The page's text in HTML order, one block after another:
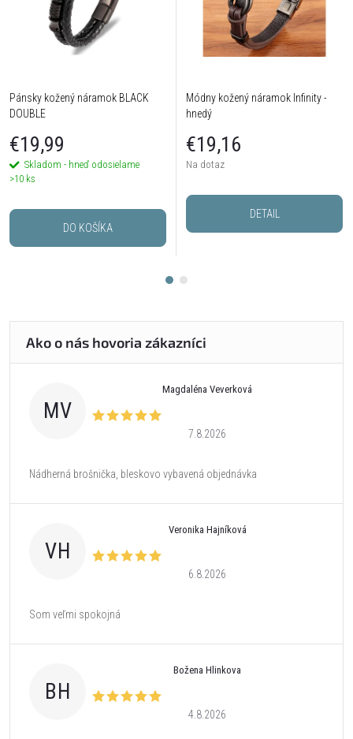
Pánsky kožený náramok BLACK
DOUBLE
€19,99
Skladom - hneď odosielame
>10 ks
DO KOŠÍKA
Módny kožený náramok Infinity -
hnedý
€19,16
Na dotaz
DETAIL
MV
Magdaléna Veverková
7.8.2026
Nádherná brošnička, bleskovo vybavená objednávka
VH
Veronika Hajníková
6.8.2026
Som veľmi spokojná
BH
Božena Hlinkova
4.8.2026